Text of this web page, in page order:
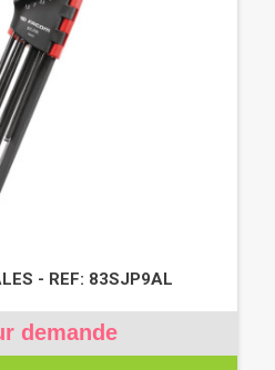
- REF: 83SJP9AL
demande